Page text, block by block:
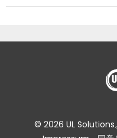
© 2026 UL Solutions